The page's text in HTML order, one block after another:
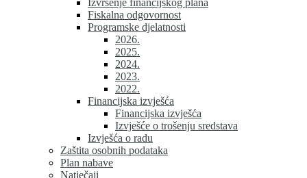
Izvršenje financijskog plana
Fiskalna odgovornost
Programske djelatnosti
2026.
2025.
2024.
2023.
2022.
Financijska izvješća
Financijska izvješća
Izvješće o trošenju sredstava
Izvješća o radu
Zaštita osobnih podataka
Plan nabave
Natječaji